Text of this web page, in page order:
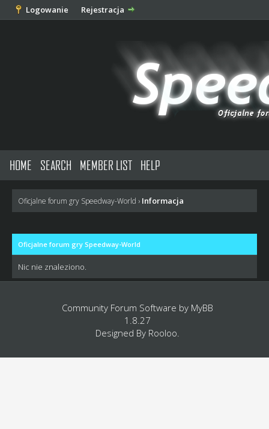
Logowanie Rejestracja
HOME SEARCH MEMBER LIST HELP
Oficjalne forum gry Speedway-World › Informacja
Oficjalne forum gry Speedway-World
Nic nie znaleziono.
Community Forum Software by MyBB
1.8.27
Designed By Rooloo.